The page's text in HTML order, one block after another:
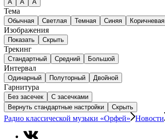
А A A
Тема
Обычная Светлая Темная Синяя Коричневая
Изображения
Показать Скрыть
Трекинг
Стандартный Средний Большой
Интервал
Одинарный Полуторный Двойной
Гарнитура
Без засечек
С засечками
Вернуть стандартные настройки
Скрыть
Радио классической музыки «Орфей» Новости